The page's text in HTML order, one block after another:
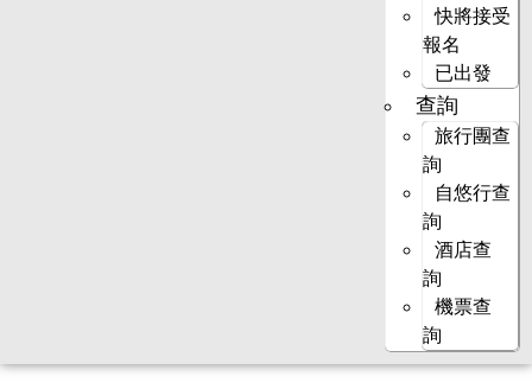
快將接受
報名
已出發
查詢
旅行團查
詢
自悠行查
詢
酒店查
詢
機票查
詢